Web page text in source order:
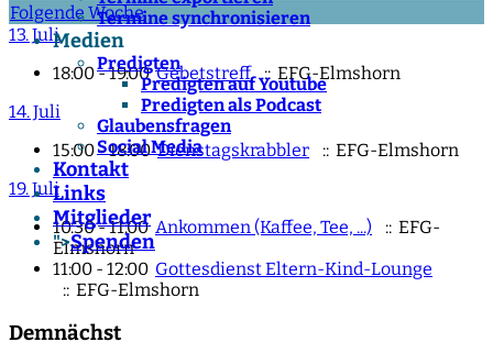
Termine synchronisieren
Medien
Predigten
Predigten auf Youtube
Predigten als Podcast
Glaubensfragen
Social Media
Kontakt
Links
Mitglieder
">Spenden
Folgende Woche
13. Juli
18:00 - 19:00Gebetstreff :: EFG-Elmshorn
14. Juli
15:00 - 18:00Dienstagskrabbler
:: EFG-Elmshorn
19. Juli
10:30 - 11:00 Ankommen (Kaffee, Tee, ...)
:: EFG-
Elmshorn
11:00 - 12:00 Gottesdienst Eltern-Kind-Lounge
:: EFG-Elmshorn
Demnächst